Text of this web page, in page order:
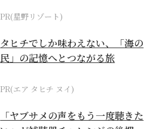
PR(星野リゾート)
タヒチでしか味わえない、「海の
民」の記憶へとつながる旅
PR(エア タヒチ ヌイ)
「ヤブサメの声をもう一度聴きた